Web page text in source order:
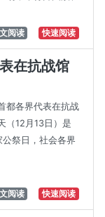
阅读 快速阅读
在抗战馆
都各界代表在抗战
（12月13日）是
祭日，社会各界
阅读
快速阅读